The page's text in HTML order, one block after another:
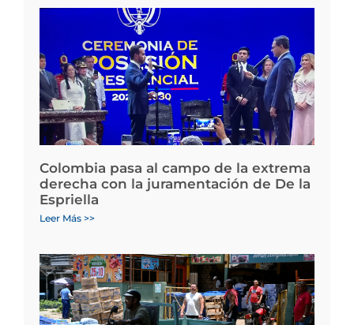
Colombia pasa al campo de la extrema
derecha con la juramentación de De la
Espriella
Leer Más >>